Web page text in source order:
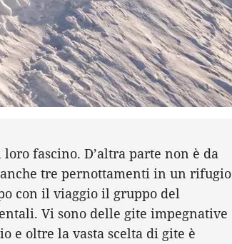
fascino. D’altra parte non è da
tre pernottamenti in un rifugio
con il viaggio il gruppo del
Vi sono delle gite impegnative
e oltre la vasta scelta di gite è